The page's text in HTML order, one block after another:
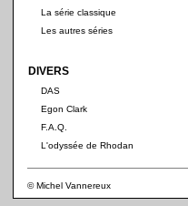
La série classique
Les autres séries
DIVERS
DAS
Egon Clark
F.A.Q.
L'odyssée de Rhodan
© Michel Vannereux